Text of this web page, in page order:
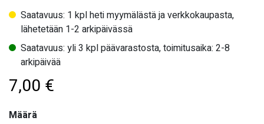
Saatavuus: 1 kpl heti myymälästä ja verkkokaupasta,
lähetetään 1-2 arkipäivässä
Saatavuus: yli 3 kpl päävarastosta, toimitusaika: 2-8
arkipäivää
7,00 €
Määrä
Määrä